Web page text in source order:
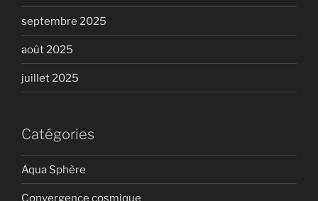
septembre 2025
août 2025
juillet 2025
Catégories
Aqua Sphère
Convergence cosmique